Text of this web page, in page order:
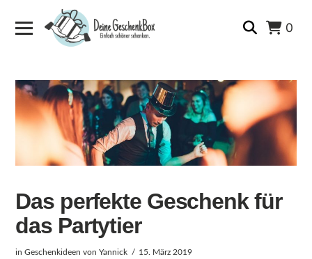
0
Das perfekte Geschenk für
das Partytier
inGeschenkideen von Yannick 15. März 2019